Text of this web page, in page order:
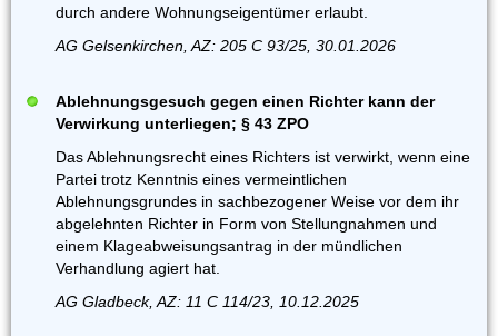
durch andere Wohnungseigentümer erlaubt.
AG Gelsenkirchen, AZ: 205 C 93/25, 30.01.2026
Ablehnungsgesuch gegen einen Richter kann der
Verwirkung unterliegen; § 43 ZPO
Das Ablehnungsrecht eines Richters ist verwirkt, wenn eine
Partei trotz Kenntnis eines vermeintlichen
Ablehnungsgrundes in sachbezogener Weise vor dem ihr
abgelehnten Richter in Form von Stellungnahmen und
einem Klageabweisungsantrag in der mündlichen
Verhandlung agiert hat.
AG Gladbeck, AZ: 11 C 114/23, 10.12.2025